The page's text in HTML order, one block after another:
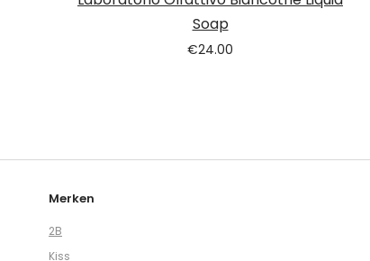
Soap
€24.00
Merken
2B
Kiss